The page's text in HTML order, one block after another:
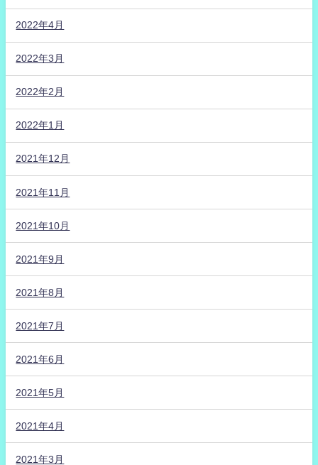
2022年4月
2022年3月
2022年2月
2022年1月
2021年12月
2021年11月
2021年10月
2021年9月
2021年8月
2021年7月
2021年6月
2021年5月
2021年4月
2021年3月